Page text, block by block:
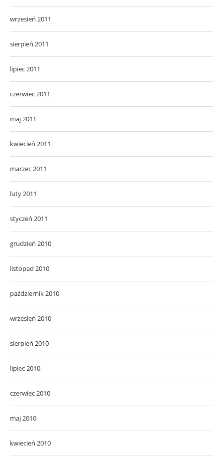
wrzesień 2011
sierpień 2011
lipiec 2011
czerwiec 2011
maj 2011
kwiecień 2011
marzec 2011
luty 2011
styczeń 2011
grudzień 2010
listopad 2010
październik 2010
wrzesień 2010
sierpień 2010
lipiec 2010
czerwiec 2010
maj 2010
kwiecień 2010